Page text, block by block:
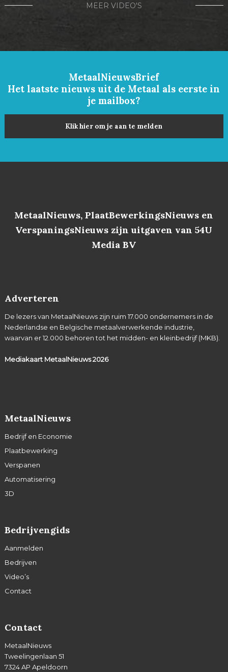
MEER VIDEO'S
MetaalNieuwsBrief
Het laatste nieuws uit de Metaal als eerste in
je mailbox?
Klik hier om je aan te melden
MetaalNieuws, PlaatBewerkingsNieuws en
VerspaningsNieuws zijn uitgaven van 54U
Media BV
Adverteren
De lezers van MetaalNieuws zijn ruim 17.000 ondernemers in de
Nederlandse en Belgische metaalverwerkende industrie,
waarvan er 12.000 behoren tot het midden- en kleinbedrijf (MKB).
Mediakaart MetaalNieuws2026
MetaalNieuws
Bedrijf en Economie
Plaatbewerking
Verspanen
Automatisering
3D
Bedrijvengids
Aanmelden
Bedrijven
Video’s
Contact
Contact
MetaalNieuws
Tweelingenlaan 51
7324 AP Apeldoorn